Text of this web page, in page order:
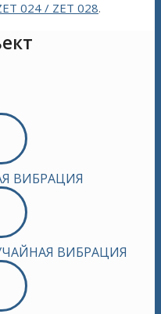
024 / ZET 028.
ВИБРАЦИЯ
ВИБРАЦИЯ